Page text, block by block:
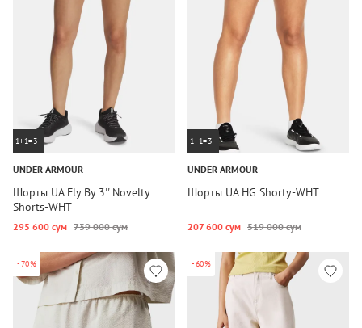
1+1=3
UNDER ARMOUR
Шорты UA Fly By 3'' Novelty
Shorts-WHT
295 600 сум 739 000 сум
1+1=3
UNDER ARMOUR
Шорты UA HG Shorty-WHT
207 600 сум 519 000 сум
-70% -60%